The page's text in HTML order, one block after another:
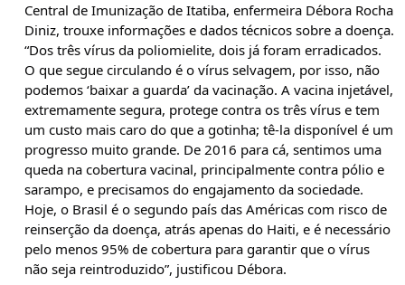
Central de Imunização de Itatiba, enfermeira Débora Rocha
Diniz, trouxe informações e dados técnicos sobre a doença.
“Dos três vírus da poliomielite, dois já foram erradicados.
O que segue circulando é o vírus selvagem, por isso, não
podemos ‘baixar a guarda’ da vacinação. A vacina injetável,
extremamente segura, protege contra os três vírus e tem
um custo mais caro do que a gotinha; tê-la disponível é um
progresso muito grande. De 2016 para cá, sentimos uma
queda na cobertura vacinal, principalmente contra pólio e
sarampo, e precisamos do engajamento da sociedade.
Hoje, o Brasil é o segundo país das Américas com risco de
reinserção da doença, atrás apenas do Haiti, e é necessário
pelo menos 95% de cobertura para garantir que o vírus
não seja reintroduzido”, justificou Débora.